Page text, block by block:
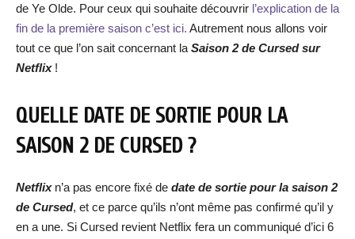
de Ye Olde. Pour ceux qui souhaite découvrir l’explication de la
fin de la première saison c’est ici. Autrement nous allons voir
tout ce que l’on sait concernant la Saison 2 de Cursed sur
Netflix!
QUELLE DATE DE SORTIE POUR LA
SAISON 2 DE CURSED ?
Netflixn’a pas encore fixé de date de sortie pour la saison 2
de Cursed, et ce parce qu’ils n’ont même pas confirmé qu’il y
en a une. Si Cursed revient Netflix fera un communiqué d’ici 6